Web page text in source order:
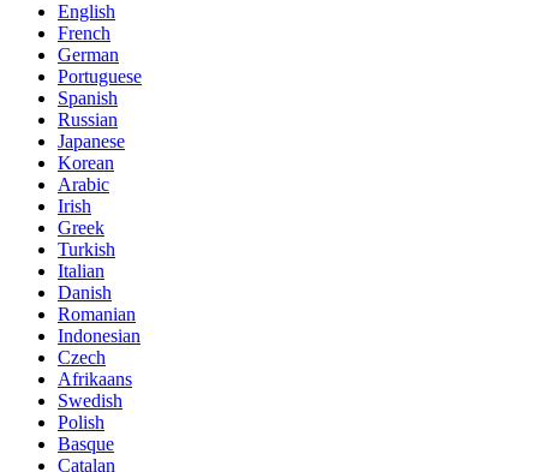
English
French
German
Portuguese
Spanish
Russian
Japanese
Korean
Arabic
Irish
Greek
Turkish
Italian
Danish
Romanian
Indonesian
Czech
Afrikaans
Swedish
Polish
Basque
Catalan